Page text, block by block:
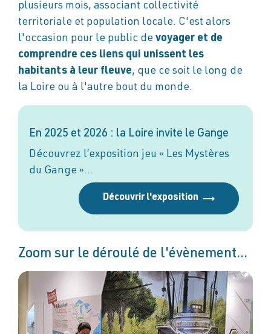
plusieurs mois, associant collectivité
territoriale et population locale. C'est alors
l'occasion pour le public de voyager et de
comprendre ces liens qui unissent les
habitants à leur fleuve, que ce soit le long de
la Loire ou à l'autre bout du monde.
En 2025 et 2026 : la Loire invite le Gange
Découvrez l’exposition jeu « Les Mystères
du Gange »…
Découvrir l'exposition
Zoom sur le déroulé de l'évènement...